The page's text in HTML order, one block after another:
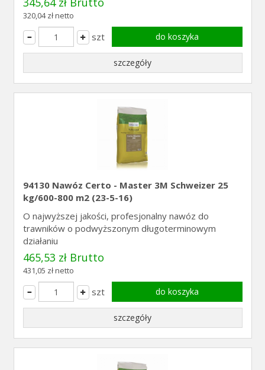
320,04 zł netto
szt do koszyka
szczegóły
94130 Nawóz Certo - Master 3M Schweizer 25
kg/600-800 m2 (23-5-16)
O najwyższej jakości, profesjonalny nawóz do
trawników o podwyższonym długoterminowym
działaniu
465,53 zł Brutto
431,05 zł netto
szt do koszyka
szczegóły